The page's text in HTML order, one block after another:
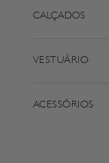
CALÇADOS
VESTUÁRIO
ACESSÓRIOS